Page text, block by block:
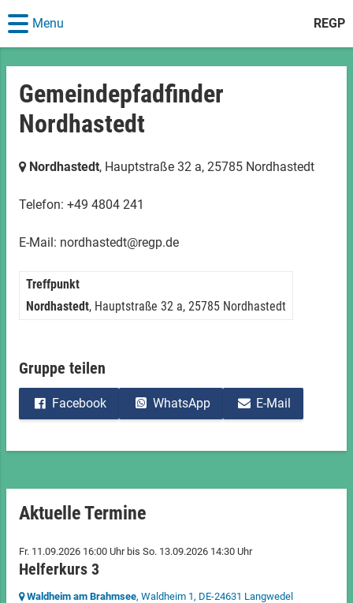
REGP
Menu
Gemeindepfadfinder
Nordhastedt
Nordhastedt, Hauptstraße 32 a, 25785 Nordhastedt
Telefon: +49 4804 241
E-Mail: nordhastedt@regp.de
Treffpunkt
Nordhastedt, Hauptstraße 32 a, 25785 Nordhastedt
Gruppe teilen
Facebook WhatsApp E-Mail
Aktuelle Termine
Fr. 11.09.2026 16:00 Uhr bis So. 13.09.2026 14:30 Uhr
Helferkurs 3
Waldheim am Brahmsee, Waldheim 1, DE-24631 Langwedel